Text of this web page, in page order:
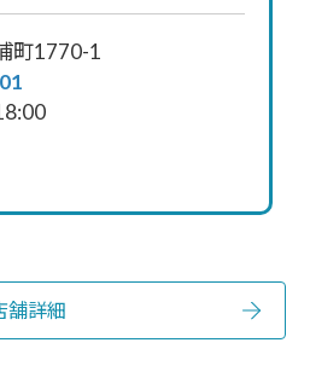
市相浦町1770-1
舗詳細